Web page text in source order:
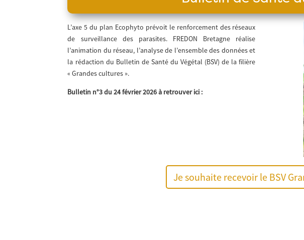
L’axe 5 du plan Ecophyto prévoit le renforcement des réseaux
de surveillance des parasites. FREDON Bretagne réalise
l’animation du réseau, l’analyse de l’ensemble des données et
la rédaction du Bulletin de Santé du Végétal (BSV) de la filière
« Grandes cultures ».
Bulletin n°3 du 24 février 2026 à retrouver ici :
Je souhaite recevoir le BSV